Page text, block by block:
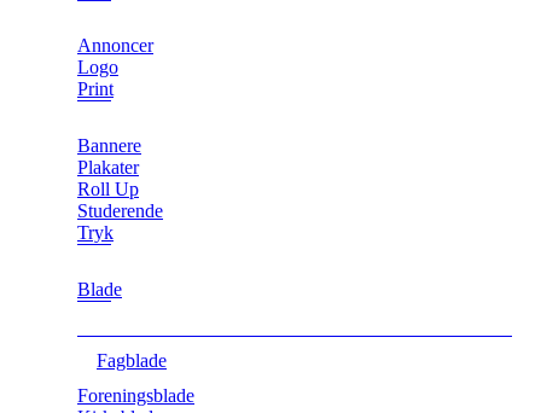
Annoncer
Logo
Print
Bannere
Plakater
Roll Up
Studerende
Tryk
Blade
Fagblade
Foreningsblade